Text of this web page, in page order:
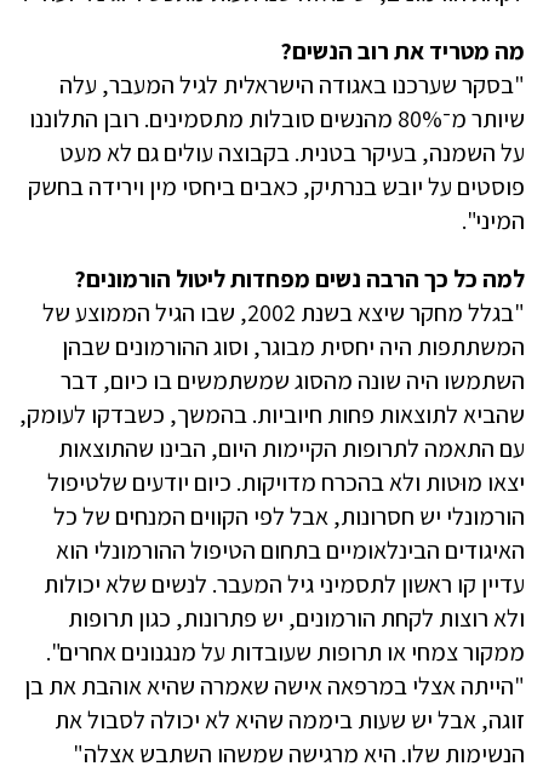
מה מטריד את רוב הנשים?
"בסקר שערכנו באגודה הישראלית לגיל המעבר, עלה
שיותר מ־80% מהנשים סובלות מתסמינים. רובן התלוננו
על השמנה, בעיקר בטנית. בקבוצה עולים גם לא מעט
פוסטים על יובש בנרתיק, כאבים ביחסי מין וירידה בחשק
המיני".
למה כל כך הרבה נשים מפחדות ליטול הורמונים?
"בגלל מחקר שיצא בשנת 2002, שבו הגיל הממוצע של
המשתתפות היה יחסית מבוגר, וסוג ההורמונים שבהן
השתמשו היה שונה מהסוג שמשתמשים בו כיום, דבר
שהביא לתוצאות פחות חיוביות. בהמשך, כשבדקו לעומק,
עם התאמה לתרופות הקיימות היום, הבינו שהתוצאות
יצאו מוּטות ולא בהכרח מדויקות. כיום יודעים שלטיפול
הורמונלי יש חסרונות, אבל לפי הקווים המנחים של כל
האיגודים הבינלאומיים בתחום הטיפול ההורמונלי הוא
עדיין קו ראשון לתסמיני גיל המעבר. לנשים שלא יכולות
ולא רוצות לקחת הורמונים, יש פתרונות, כגון תרופות
ממקור צמחי או תרופות שעובדות על מנגנונים אחרים".
"הייתה אצלי במרפאה אישה שאמרה שהיא אוהבת את בן
זוגה, אבל יש שעות ביממה שהיא לא יכולה לסבול את
הנשימות שלו. היא מרגישה שמשהו השתבש אצלה"